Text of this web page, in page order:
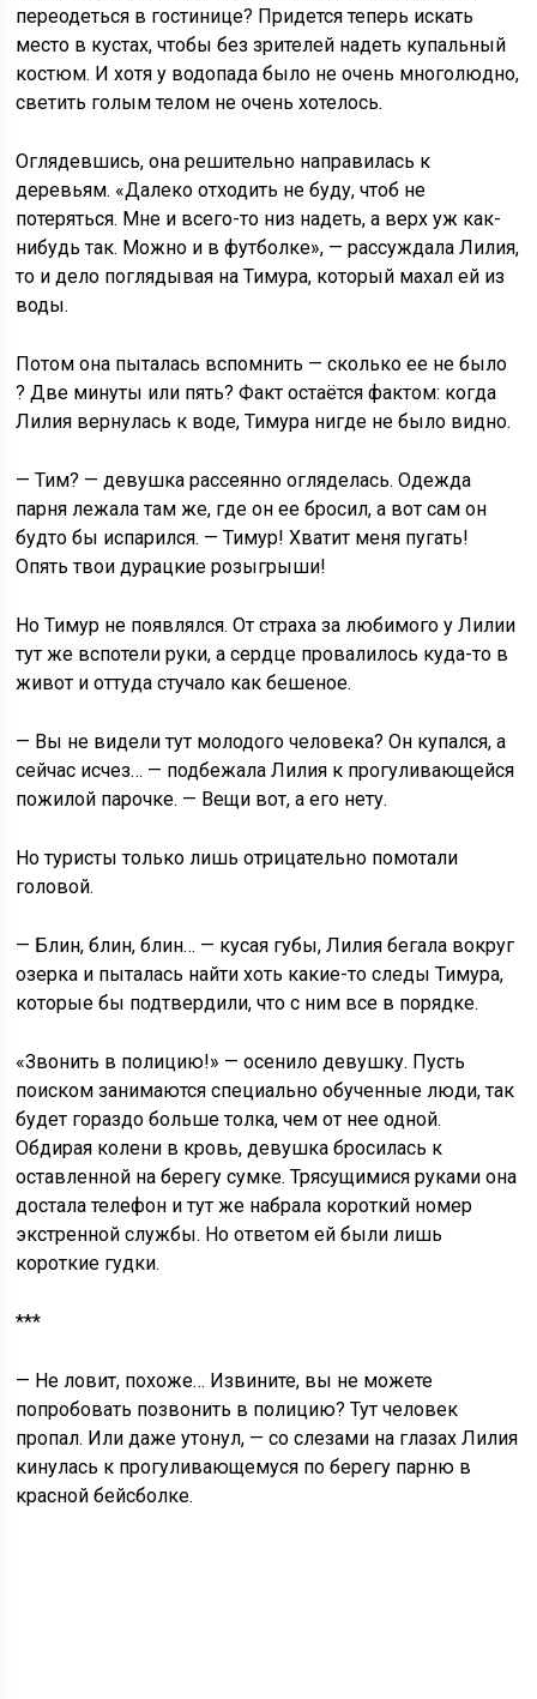
переодеться в гостинице? Придется теперь искать
место в кустах, чтобы без зрителей надеть купальный
костюм. И хотя у водопада было не очень многолюдно,
светить голым телом не очень хотелось.
Оглядевшись, она решительно направилась к
деревьям. «Далеко отходить не буду, чтоб не
потеряться. Мне и всего-то низ надеть, а верх уж как-
нибудь так. Можно и в футболке», — рассуждала Лилия,
то и дело поглядывая на Тимура, который махал ей из
воды.
Потом она пыталась вспомнить — сколько ее не было
? Две минуты или пять? Факт остаётся фактом: когда
Лилия вернулась к воде, Тимура нигде не было видно.
— Тим? — девушка рассеянно огляделась. Одежда
парня лежала там же, где он ее бросил, а вот сам он
будто бы испарился. — Тимур! Хватит меня пугать!
Опять твои дурацкие розыгрыши!
Но Тимур не появлялся. От страха за любимого у Лилии
тут же вспотели руки, а сердце провалилось куда-то в
живот и оттуда стучало как бешеное.
— Вы не видели тут молодого человека? Он купался, а
сейчас исчез… — подбежала Лилия к прогуливающейся
пожилой парочке. — Вещи вот, а его нету.
Но туристы только лишь отрицательно помотали
головой.
— Блин, блин, блин… — кусая губы, Лилия бегала вокруг
озерка и пыталась найти хоть какие-то следы Тимура,
которые бы подтвердили, что с ним все в порядке.
«Звонить в полицию!» — осенило девушку. Пусть
поиском занимаются специально обученные люди, так
будет гораздо больше толка, чем от нее одной.
Обдирая колени в кровь, девушка бросилась к
оставленной на берегу сумке. Трясущимися руками она
достала телефон и тут же набрала короткий номер
экстренной службы. Но ответом ей были лишь
короткие гудки.
***
— Не ловит, похоже… Извините, вы не можете
попробовать позвонить в полицию? Тут человек
пропал. Или даже утонул, — со слезами на глазах Лилия
кинулась к прогуливающемуся по берегу парню в
красной бейсболке.